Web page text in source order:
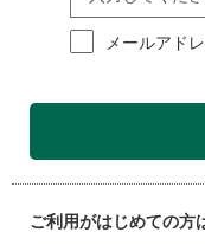
メールアド
ご利用がはじめての方